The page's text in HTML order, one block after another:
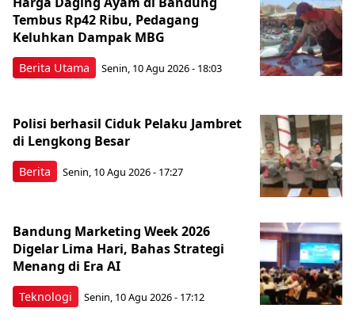
Berita Utama
Tembus Rp42 Ribu, Pedagang
Keluhkan Dampak MBG
Senin, 10 Agu 2026 - 18:03
Berita
Polisi berhasil Ciduk Pelaku Jambret
di Lengkong Besar
Senin, 10 Agu 2026 - 17:27
Teknologi
Bandung Marketing Week 2026
Digelar Lima Hari, Bahas Strategi
Menang di Era AI
Senin, 10 Agu 2026 - 17:12